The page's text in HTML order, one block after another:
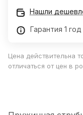
Нашли
Гарантия 1 год
Цена действительна
отличаться от цен в